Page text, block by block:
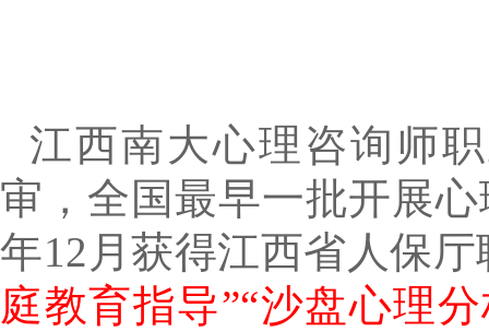
江西南大心理咨询师
审，全国最早一批开展
年12月获得江西省人保
庭教育指导”“沙盘心理